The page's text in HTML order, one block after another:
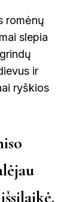
romėnų
slepia
ir
ryškios